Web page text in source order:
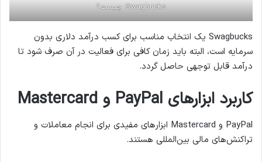
Swagbucks چیست؟
Swagbucks یک انتخاب مناسب برای کسب درآمد دلاری بدون
سرمایه است، البته باید زمان کافی برای فعالیت در آن صرف شود تا
درآمد قابل توجهی حاصل گردد.
کاربرد ابزارهای PayPal و Mastercard
PayPal و Mastercard ابزارهای مفیدی برای انجام معاملات و
تراکنش‌های مالی بین‌المللی هستند.